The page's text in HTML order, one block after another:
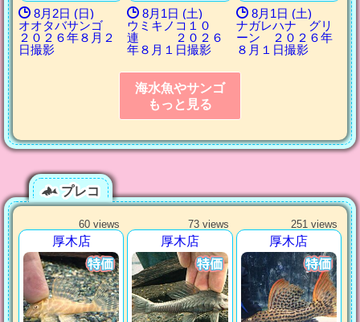
8月2日 (日)
オオタバサンゴ
２０２６年８月２
日撮影
8月1日 (土)
ウミキノコ１０
連 ２０２６
年８月１日撮影
8月1日 (土)
ナガレハナ グリ
ーン ２０２６年
８月１日撮影
海水魚やサンゴ
もっと見る
プレコ
60 views
厚木店
73 views
厚木店
251 views
厚木店